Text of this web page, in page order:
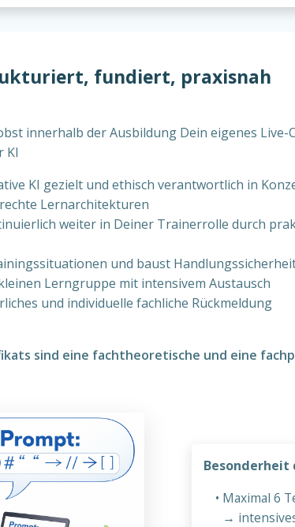
fundiert, praxisnah
innerhalb der Ausbildung Dein eigenes
KI
KI gezielt und ethisch verantwortlich in
Lernarchitekturen
weiter in Deiner Trainerrolle durch
und baust
Lerngruppe mit intensivem Austausch
und individuelle fachliche Rückmeldung
sind eine fachtheoretische und eine
Besonderheit
Maximal 6
→